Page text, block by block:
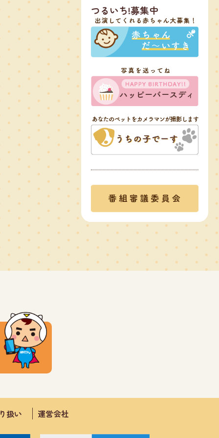
つるいち!募集中
扱い 運営会社